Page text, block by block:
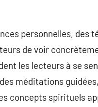
personnelles, des
de voir
les lecteurs à se
méditations
concepts spirituels